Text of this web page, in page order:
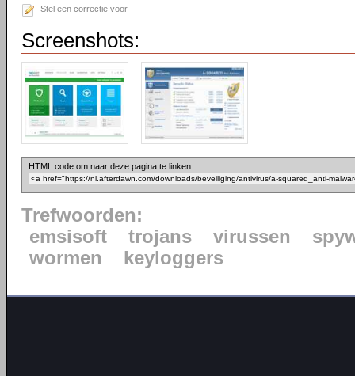
Stel een correctie voor
Screenshots:
HTML code om naar deze pagina te linken:
Trefwoorden:
emsisoft
trojans virussen
wormen
keyloggers